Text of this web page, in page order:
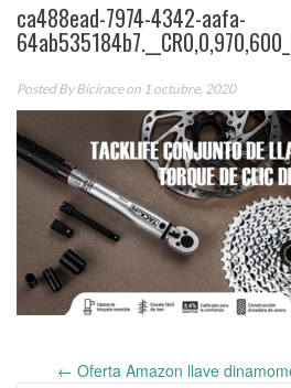
ca488ead-7974-4342-aafa-
Posted ByBiciraceon 1 octubre, 2020
← Oferta Amazon llave